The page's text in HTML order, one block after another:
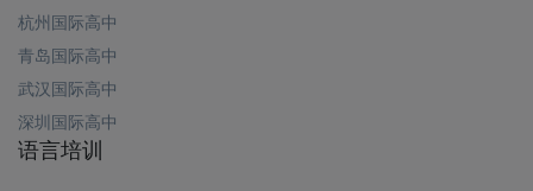
杭州国际高中
青岛国际高中
武汉国际高中
深圳国际高中
语言培训